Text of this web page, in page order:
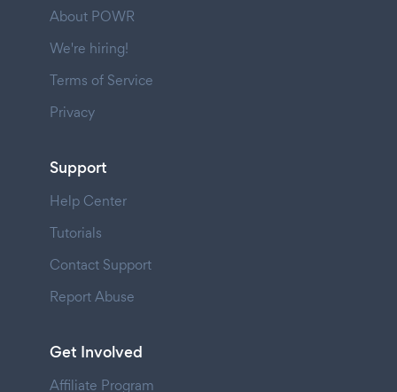
About POWR
We're hiring!
Terms of Service
Privacy
Support
Help Center
Tutorials
Contact Support
Report Abuse
Get Involved
Affiliate Program